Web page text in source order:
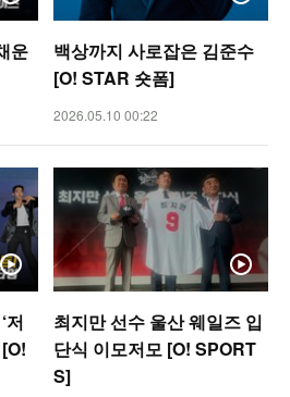
운
백상까지 사로잡은 김준수
[O! STAR 숏폼]
2026.05.10 00:22
저
최지만 선수 울산 웨일즈 입
단식 이모저모 [O! SPORT
S]